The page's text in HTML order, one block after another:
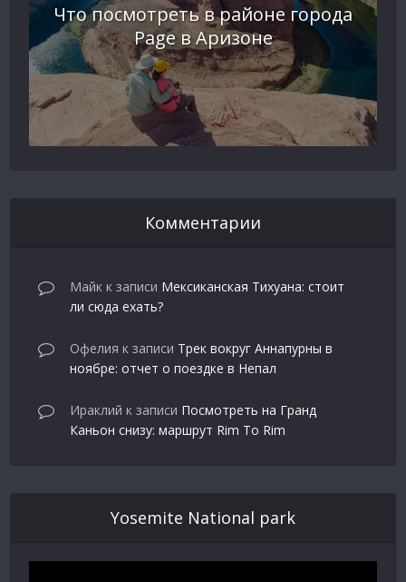
Что посмотреть в районе города
Page в Аризоне
Комментарии
Майк к записи Мексиканская Тихуана: стоит
ли сюда ехать?
Офелия к записи Трек вокруг Аннапурны в
ноябре: отчет о поездке в Непал
Ираклий к записи Посмотреть на Гранд
Каньон снизу: маршрут Rim To Rim
Yosemite National park